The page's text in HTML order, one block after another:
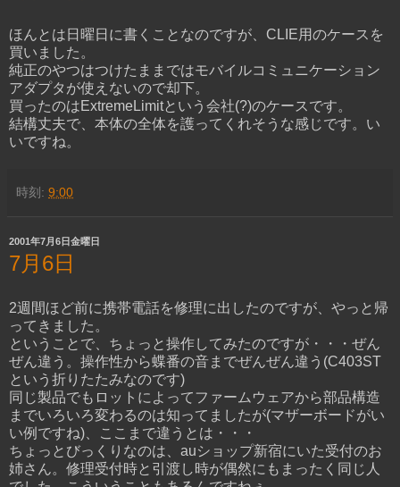
ほんとは日曜日に書くことなのですが、CLIE用のケースを
買いました。
純正のやつはつけたままではモバイルコミュニケーション
アダプタが使えないので却下。
買ったのはExtremeLimitという会社(?)のケースです。
結構丈夫で、本体の全体を護ってくれそうな感じです。い
いですね。
時刻: 9:00
2001年7月6日金曜日
7月6日
2週間ほど前に携帯電話を修理に出したのですが、やっと帰
ってきました。
ということで、ちょっと操作してみたのですが・・・ぜん
ぜん違う。操作性から蝶番の音までぜんぜん違う(C403ST
という折りたたみなのです)
同じ製品でもロットによってファームウェアから部品構造
までいろいろ変わるのは知ってましたが(マザーボードがい
い例ですね)、ここまで違うとは・・・
ちょっとびっくりなのは、auショップ新宿にいた受付のお
姉さん。修理受付時と引渡し時が偶然にもまったく同じ人